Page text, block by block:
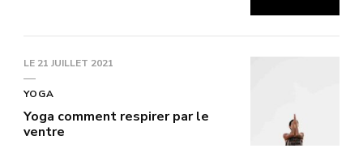
LE 21 JUILLET 2021
YOGA
Yoga comment respirer par le
ventre